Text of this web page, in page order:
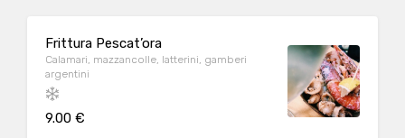
Frittura Pescat’ora
Calamari, mazzancolle, latterini, gamberi
argentini
9.00 €